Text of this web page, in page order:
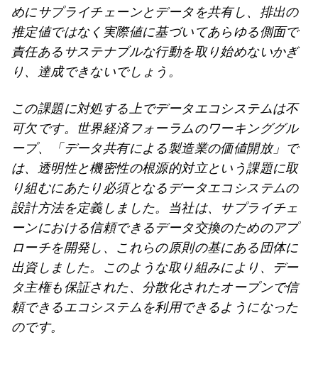
めにサプライチェーンとデータを共有し、排出の
推定値ではなく実際値に基づいてあらゆる側面で
責任あるサステナブルな行動を取り始めないかぎ
り、達成できないでしょう。
この課題に対処する上でデータエコシステムは不
可欠です。世界経済フォーラムのワーキンググル
ープ、「データ共有による製造業の価値開放」で
は、透明性と機密性の根源的対立という課題に取
り組むにあたり必須となるデータエコシステムの
設計方法を定義しました。当社は、サプライチェ
ーンにおける信頼できるデータ交換のためのアプ
ローチを開発し、これらの原則の基にある団体に
出資しました。このような取り組みにより、デー
タ主権も保証された、分散化されたオープンで信
頼できるエコシステムを利用できるようになった
のです。